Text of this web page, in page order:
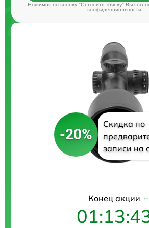
Нажимая на кнопку "Оставить заявку" Вы
конфиденциальности
-20%
Скидка по
записи на
Конец акции